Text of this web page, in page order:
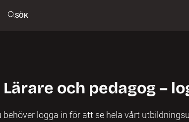
SÖK
Lärare och pedagog –
behöver logga in för att se hela vårt